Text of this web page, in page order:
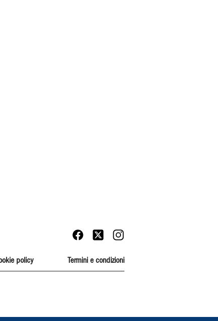
policy Termini e condizioni